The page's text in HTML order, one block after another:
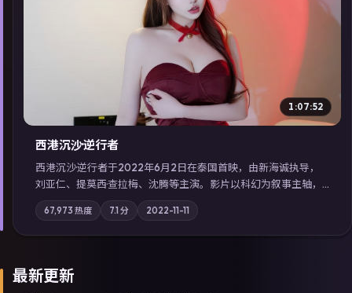
▶
1:07:52
西港沉沙·逆行者
西港沉沙·逆行者于2022年6月2日在泰国首映，由新海诚执导，
刘亚仁、提莫西·查拉梅、沈腾等主演。影片以科幻为叙事主轴，
失踪人口档案牵出跨国灰色产业链；摄影与配乐强化地域气质；
站内亦可通过「国产免费观看高清电视剧在线看」延展检索同类
型高分佳作，畅享高清在线追剧体验。
67,973 热度 7.1分 2022-11-11
最新更新